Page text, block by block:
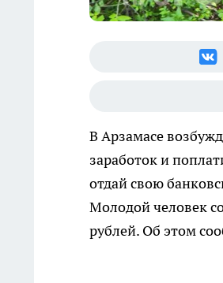
В Арзамасе
заработок и
отдай свою
Молодой человек
рублей. Об этом